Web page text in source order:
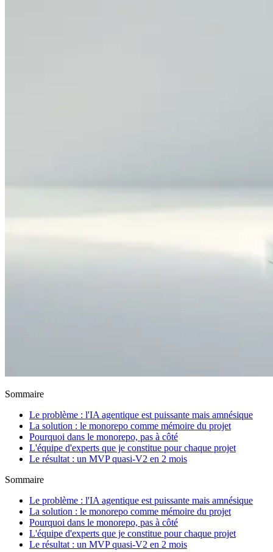
Sommaire
Le problème : l'IA agentique est puissante mais amnésique
La solution : le monorepo comme mémoire du projet
Pourquoi dans le monorepo, pas à côté
L'équipe d'experts que je constitue pour chaque projet
Le résultat : un MVP quasi-V2 en 2 mois
Sommaire
Le problème : l'IA agentique est puissante mais amnésique
La solution : le monorepo comme mémoire du projet
Pourquoi dans le monorepo, pas à côté
L'équipe d'experts que je constitue pour chaque projet
Le résultat : un MVP quasi-V2 en 2 mois